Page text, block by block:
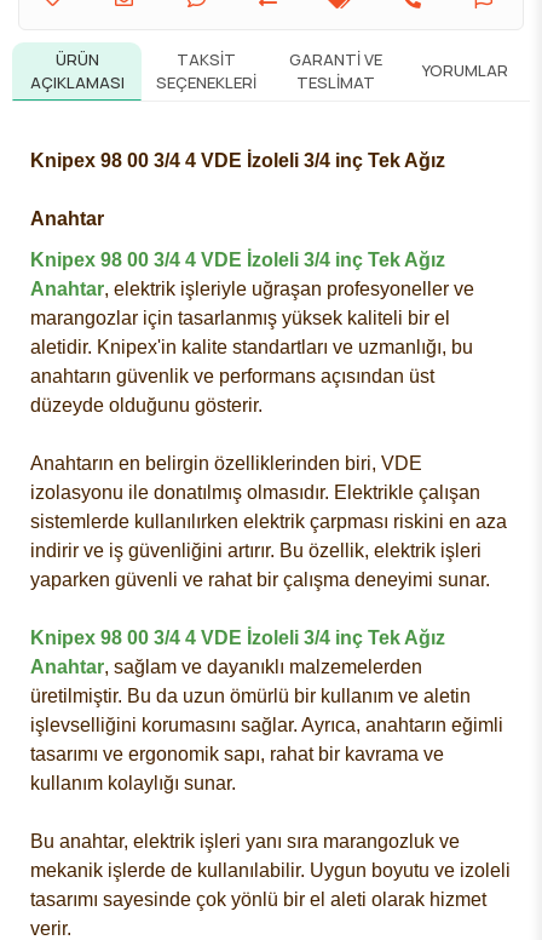
ÜRÜN
AÇIKLAMASI
TAKSIT
SEÇENEKLERI
GARANTI VE
TESLIMAT
YORUMLAR
Knipex 98 00 3/4 4 VDE İzoleli 3/4 inç Tek Ağız
Anahtar
Knipex 98 00 3/4 4 VDE İzoleli 3/4 inç Tek Ağız
Anahtar, elektrik işleriyle uğraşan profesyoneller ve
marangozlar için tasarlanmış yüksek kaliteli bir el
aletidir. Knipex'in kalite standartları ve uzmanlığı, bu
anahtarın güvenlik ve performans açısından üst
düzeyde olduğunu gösterir.
Anahtarın en belirgin özelliklerinden biri, VDE
izolasyonu ile donatılmış olmasıdır. Elektrikle çalışan
sistemlerde kullanılırken elektrik çarpması riskini en aza
indirir ve iş güvenliğini artırır. Bu özellik, elektrik işleri
yaparken güvenli ve rahat bir çalışma deneyimi sunar.
Knipex 98 00 3/4 4 VDE İzoleli 3/4 inç Tek Ağız
Anahtar, sağlam ve dayanıklı malzemelerden
üretilmiştir. Bu da uzun ömürlü bir kullanım ve aletin
işlevselliğini korumasını sağlar. Ayrıca, anahtarın eğimli
tasarımı ve ergonomik sapı, rahat bir kavrama ve
kullanım kolaylığı sunar.
Bu anahtar, elektrik işleri yanı sıra marangozluk ve
mekanik işlerde de kullanılabilir. Uygun boyutu ve izoleli
tasarımı sayesinde çok yönlü bir el aleti olarak hizmet
verir.